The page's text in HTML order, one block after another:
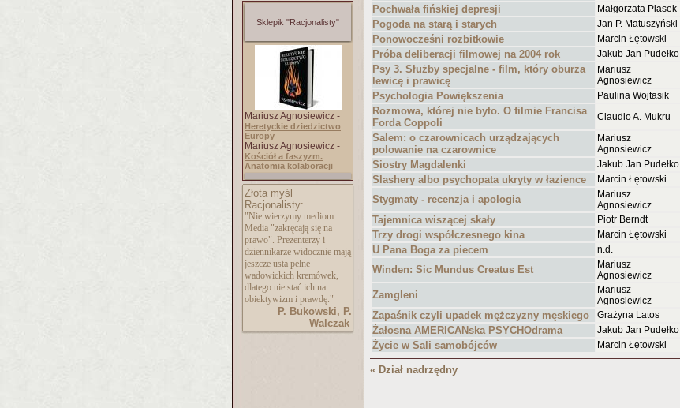
Sklepik "Racjonalisty"
Mariusz Agnosiewicz -
Heretyckie dziedzictwo
Europy
Mariusz Agnosiewicz -
Kościół a faszyzm.
Anatomia kolaboracji
Złota myśl
Racjonalisty:
"Nie wierzymy mediom.
Media "zakręcają się na
prawo". Prezenterzy i
dziennikarze widocznie mają
jeszcze usta pełne
wadowickich kremówek,
dlatego nie stać ich na
obiektywizm i prawdę."
P. Bukowski, P.
Walczak
Pochwała fińskiej depresji Małgorzata Piasek
Pogoda na starą i starych Jan P. Matuszyński
Ponowocześni rozbitkowie Marcin Łętowski
Próba deliberacji filmowej na 2004 rok Jakub Jan Pudełko
Psy 3. Służby specjalne - film, który oburza
lewicę i prawicę
Mariusz
Agnosiewicz
Psychologia Powiększenia Paulina Wojtasik
Rozmowa, której nie było. O filmie Francisa
Forda Coppoli
Claudio A. Mukru
Salem: o czarownicach urządzających
polowanie na czarownice
Mariusz
Agnosiewicz
Siostry Magdalenki Jakub Jan Pudełko
Slashery albo psychopata ukryty w łazience Marcin Łętowski
Stygmaty - recenzja i apologia
Mariusz
Agnosiewicz
Tajemnica wiszącej skały Piotr Berndt
Trzy drogi współczesnego kina Marcin Łętowski
U Pana Boga za piecem n.d.
Winden: Sic Mundus Creatus Est
Mariusz
Agnosiewicz
Zamgleni
Mariusz
Agnosiewicz
Zapaśnik czyli upadek mężczyzny męskiego Grażyna Latos
Żałosna AMERICANska PSYCHOdrama Jakub Jan Pudełko
Życie w Sali samobójców Marcin Łętowski
« Dział nadrzędny